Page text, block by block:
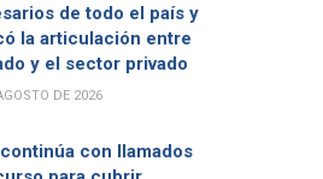
de todo el país y
la articulación entre
y el sector privado
DE 2026
con llamados